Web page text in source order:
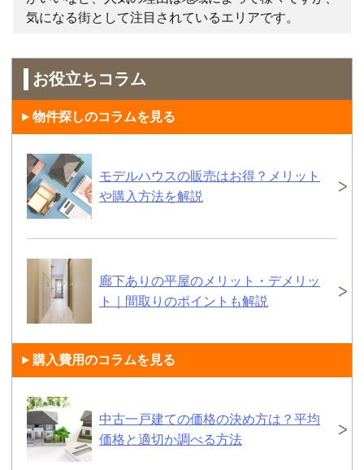
気になる街として注目されているエリアです。
お役立ちコラム
物件探しのコラムを見る
モデルハウスの販売はお得？メリット
や購入方法を解説
廊下ありの平屋のメリット・デメリッ
ト｜間取りのポイントも解説
購入費用のコラムを見る
中古一戸建ての価格の決め方は？平均
価格と適切か調べる方法